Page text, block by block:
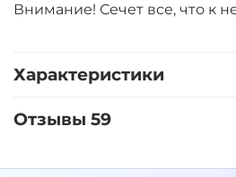
Внимание! Сечет все, что к
Характеристики
Отзывы 59